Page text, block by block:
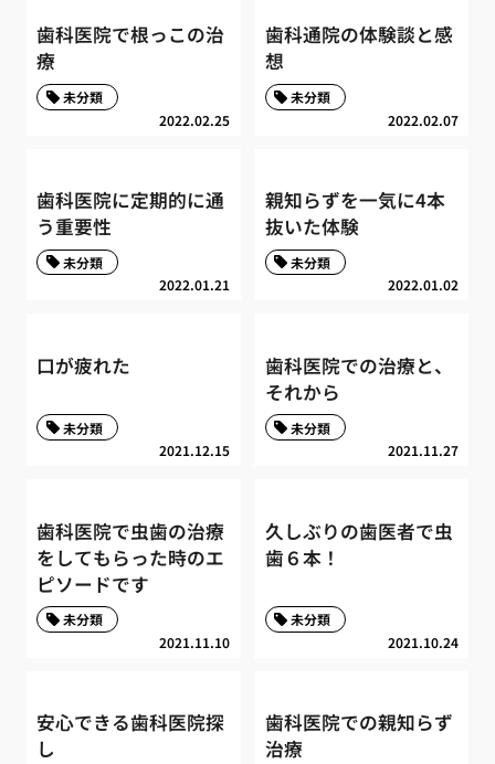
歯科医院で根っこの治
療
2022.02.25
未分類
歯科通院の体験談と感
想
2022.02.07
未分類
歯科医院に定期的に通
う重要性
2022.01.21
未分類
親知らずを一気に4本
抜いた体験
2022.01.02
未分類
口が疲れた
2021.12.15
未分類
歯科医院での治療と、
それから
2021.11.27
未分類
歯科医院で虫歯の治療
をしてもらった時のエ
ピソードです
2021.11.10
未分類
久しぶりの歯医者で虫
歯６本！
2021.10.24
未分類
安心できる歯科医院探
し
歯科医院での親知らず
治療